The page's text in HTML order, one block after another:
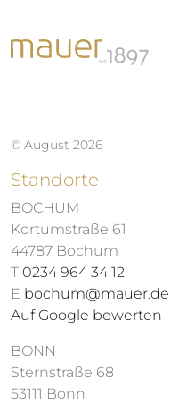
© August 2026
Standorte
BOCHUM
Kortumstraße 61
44787 Bochum
T 0234 964 34 12
E bochum@mauer.de
Auf Google bewerten
BONN
Sternstraße 68
53111 Bonn